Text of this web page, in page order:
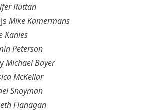
Ruttan
Mike Kamermans
Kanies
Peterson
Michael Bayer
McKellar
Snoyman
Flanagan